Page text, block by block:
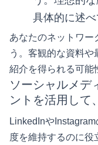
具体的に述
あなたのネットワー
う。客観的な資料
紹介を得られる可能
ソーシャルメデ
ントを活用して
LinkedInや
度を維持するのに役